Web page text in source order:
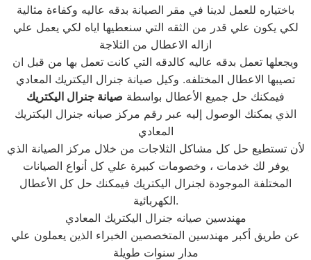
باختياره للعمل لدينا في مقر الصيانة بدقه عاليه وكفاءة مثالية
لكي يكون علي قدر من الثقه التي سنعطيها اياه لكي يعمل علي
ازاله الاعطال من الثلاجة
ويجعلها تعمل بدقه عاليه كالدقه التي كانت تعمل بها من قبل ان
تصيبها الاعطال المختلفه. وكيل صيانة جنرال اليكتريك المعادي
فيمكنك حل جميع الأعطال بواسطة صيانة جنرال اليكتريك
الذي يمكنك الوصول إليه عبر رقم مركز صيانه جنرال اليكتريك
المعادي
لأن تستطيع حل كل مشاكل الثلاجات من خلال مركز الصيانة الذي
يوفر لك خدمات ، وخصومات كبيرة علي كل أنواع الصيانات
المختلفة الموجودة لجنرال اليكتريك فيمكنك حل كل الأعطال
الكهربائية.
مهندسين صيانه جنرال اليكتريك المعادي
عن طريق أكبر مهندسين المتخصصين الخبراء الذين يعملون علي
مدار سنوات طويلة